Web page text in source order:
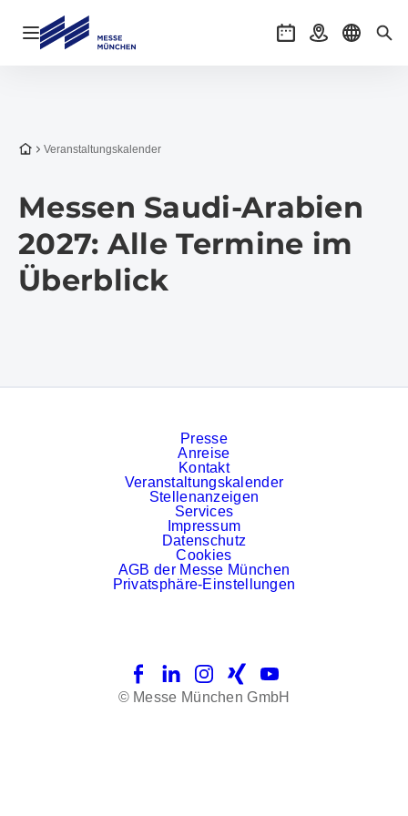
Navigation öffnen Veranstaltungen
AnreiseSprache
Zur Startseite
Veranstaltungs­kalender
Messen Saudi-Arabien
2027: Alle Termine im
Überblick
Presse
Anreise
Kontakt
Veranstaltungskalender
Stellenanzeigen
Services
Impressum
Datenschutz
Cookies
AGB der Messe München
Privatsphäre-Einstellungen
FacebookLinkedInInstagram
Xing
YouTube
© Messe München GmbH